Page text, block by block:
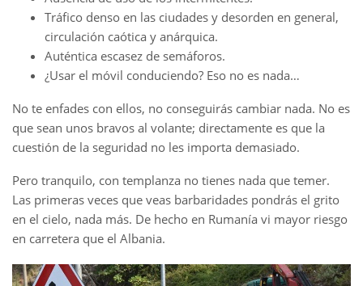
Tráfico denso en las ciudades y desorden en general,
circulación caótica y anárquica.
Auténtica escasez de semáforos.
¿Usar el móvil conduciendo? Eso no es nada…
No te enfades con ellos, no conseguirás cambiar nada. No es
que sean unos bravos al volante; directamente es que la
cuestión de la seguridad no les importa demasiado.
Pero tranquilo, con templanza no tienes nada que temer.
Las primeras veces que veas barbaridades pondrás el grito
en el cielo, nada más. De hecho en Rumanía vi mayor riesgo
en carretera que el Albania.